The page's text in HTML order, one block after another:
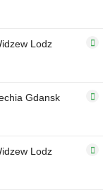
Lodz
Gdansk
Lodz